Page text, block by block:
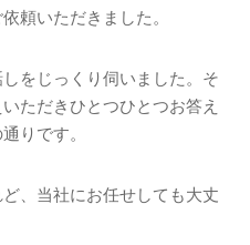
頼いただきました。
をじっくり伺いました。そ
ただきひとつひとつお答え
りです。
、当社にお任せしても大丈